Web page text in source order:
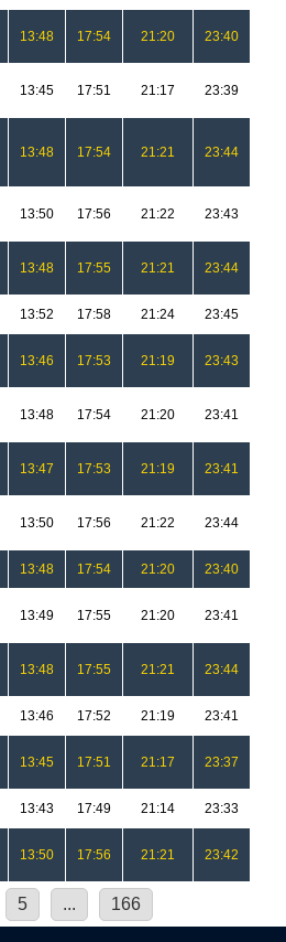
13:48 17:54 21:20 23:40
13:45 17:51 21:17 23:39
13:48 17:54 21:21 23:44
13:50 17:56 21:22 23:43
13:48 17:55 21:21 23:44
13:52 17:58 21:24 23:45
13:46 17:53 21:19 23:43
13:48 17:54 21:20 23:41
13:47 17:53 21:19 23:41
13:50 17:56 21:22 23:44
13:48 17:54 21:20 23:40
13:49 17:55 21:20 23:41
13:48 17:55 21:21 23:44
13:46 17:52 21:19 23:41
13:45 17:51 21:17 23:37
13:43 17:49 21:14 23:33
13:50 17:56 21:21 23:42
5 ... 166